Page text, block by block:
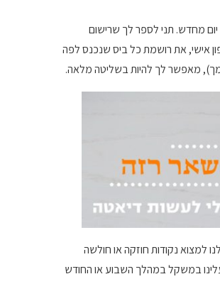
מחדש. תני לספר לך שרישום
אישי, את רושמת כל ביס שנכנס לפה
מאפשר לך להיות בשליטה מלאה.
למצוא נקודות חוזקה או חולשה
במשקל במהלך השבוע או החודש